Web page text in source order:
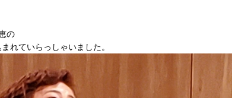
の
れていらっしゃいました。